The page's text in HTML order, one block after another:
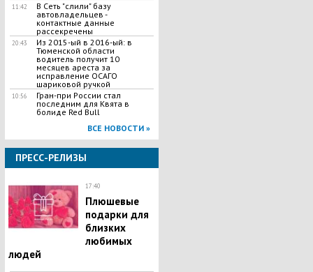
11:42
В Сеть "слили" базу
автовладельцев -
контактные данные
рассекречены
20:43
Из 2015-ый в 2016-ый: в
Тюменской области
водитель получит 10
месяцев ареста за
исправление ОСАГО
шариковой ручкой
10:56
Гран-при России стал
последним для Квята в
болиде Red Bull
ВСЕ НОВОСТИ »
ПРЕСС-РЕЛИЗЫ
17:40
Плюшевые
подарки для
близких
любимых
людей